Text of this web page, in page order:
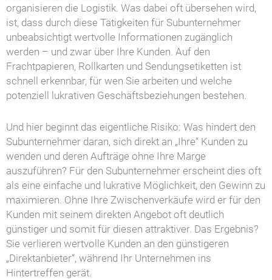
organisieren die Logistik. Was dabei oft übersehen wird,
ist, dass durch diese Tätigkeiten für Subunternehmer
unbeabsichtigt wertvolle Informationen zugänglich
werden – und zwar über Ihre Kunden. Auf den
Frachtpapieren, Rollkarten und Sendungsetiketten ist
schnell erkennbar, für wen Sie arbeiten und welche
potenziell lukrativen Geschäftsbeziehungen bestehen.
Und hier beginnt das eigentliche Risiko: Was hindert den
Subunternehmer daran, sich direkt an „Ihre“ Kunden zu
wenden und deren Aufträge ohne Ihre Marge
auszuführen? Für den Subunternehmer erscheint dies oft
als eine einfache und lukrative Möglichkeit, den Gewinn zu
maximieren. Ohne Ihre Zwischenverkäufe wird er für den
Kunden mit seinem direkten Angebot oft deutlich
günstiger und somit für diesen attraktiver. Das Ergebnis?
Sie verlieren wertvolle Kunden an den günstigeren
„Direktanbieter“, während Ihr Unternehmen ins
Hintertreffen gerät.